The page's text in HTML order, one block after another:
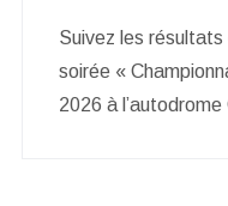
Suivez les
soirée «
2026 à l’autodrome